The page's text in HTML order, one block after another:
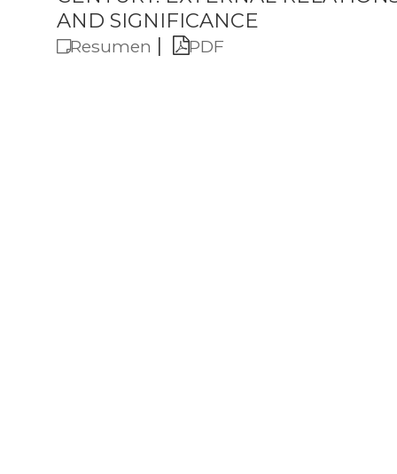
AND SIGNIFICANCE
Resumen | PDF